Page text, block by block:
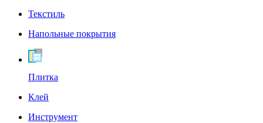
Текстиль
Напольные покрытия
Плитка
Клей
Инструмент